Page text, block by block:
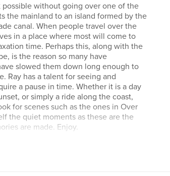
without going over one of the
the mainland to an island formed by the
canal. When people travel over the
in a place where most will come to
time. Perhaps this, along with the
is the reason so many have
slowed them down long enough to
Ray has a talent for seeing and
a pause in time. Whether it is a day
or simply a ride along the coast,
for scenes such as the ones in Over
the quiet moments as these are the
are made. Enjoy.